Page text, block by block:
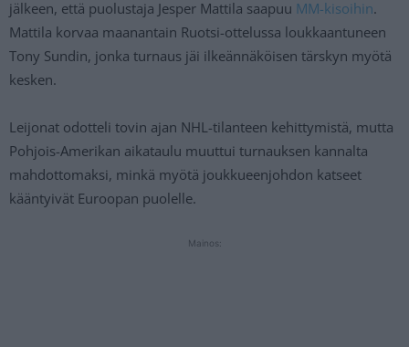
jälkeen, että puolustaja Jesper Mattila saapuu MM-kisoihin.
Mattila korvaa maanantain Ruotsi-ottelussa loukkaantuneen
Tony Sundin, jonka turnaus jäi ilkeännäköisen tärskyn myötä
kesken.
Leijonat odotteli tovin ajan NHL-tilanteen kehittymistä, mutta
Pohjois-Amerikan aikataulu muuttui turnauksen kannalta
mahdottomaksi, minkä myötä joukkueenjohdon katseet
kääntyivät Euroopan puolelle.
Mainos: